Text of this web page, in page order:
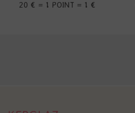
20 € = 1 POINT = 1 €